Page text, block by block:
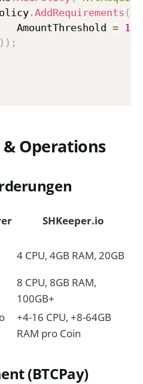
. AddRequirements (
AmountThreshold
=
) ) ;
Operations
SHKeeper.io
4 CPU, 4GB RAM, 20GB
8 CPU, 8GB RAM,
100GB+
+4-16 CPU, +8-64GB
RAM pro Coin
(BTCPay)